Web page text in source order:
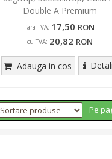
Double A Premium
fara TVA: 17,50 RON
cu TVA: 20,82 RON
Adauga in cos
Pe